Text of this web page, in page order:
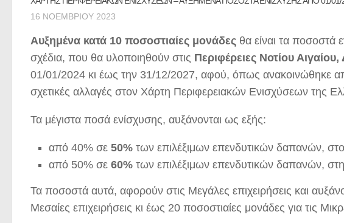
16 ΝΟΕΜΒΡΊΟΥ 2023
Αυξημένα κατά 10 ποσοστιαίες μονάδες θα είναι τα ποσοστά
σχέδια, που θα υλοποιηθούν στις Περιφέρειες Νοτίου
01/01/2024 κι έως την 31/12/2027, αφού, όπως ανακοινώθηκε
σχετικές αλλαγές στον Χάρτη Περιφερειακών Ενισχύσεων της
Τα μέγιστα ποσά ενίσχυσης, αυξάνονται ως εξής:
από 40% σε 50% των επιλέξιμων επενδυτικών δαπανών, στο
από 50% σε 60% των επιλέξιμων επενδυτικών δαπανών,
Τα ποσοστά αυτά, αφορούν στις Μεγάλες επιχειρήσεις και
Μεσαίες επιχειρήσεις κι έως 20 ποσοστιαίες μονάδες για τις